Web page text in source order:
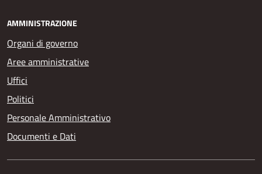
AMMINISTRAZIONE
Organi di governo
Aree amministrative
Uffici
Politici
Personale Amministrativo
Documenti e Dati